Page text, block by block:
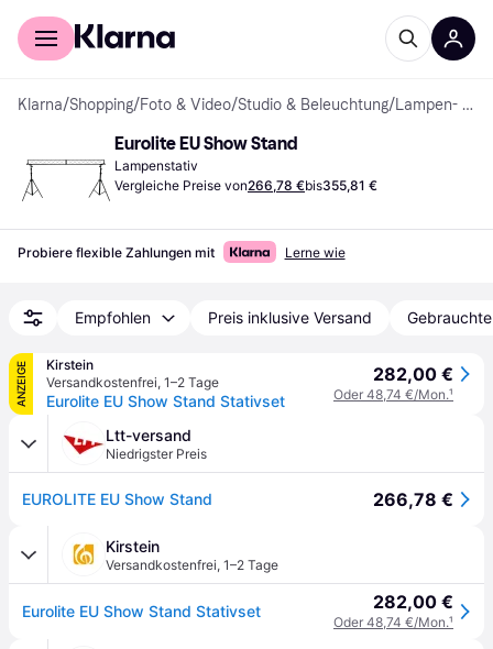
Für Shopper
Klarna/Shopping/Foto & Video/Studio & Beleuchtung/ Lampen- & Hintergrundstative
Eurolite EU Show Stand
Lampenstativ
Vergleiche Preise von266,78 €bis355,81 €
Probiere flexible Zahlungen mit Lerne wie
Empfohlen Preis inklusive Versand
ANZEIGE
Kirstein
Versandkostenfrei, 1–2 Tage
Eurolite EU Show Stand Stativset
282,00 €
Oder 48,74 €/Mon.¹
Ltt-versand
Niedrigster Preis
EUROLITE EU Show Stand 266,78 €
Kirstein
Versandkostenfrei, 1–2 Tage
Eurolite EU Show Stand Stativset 282,00 €
Oder 48,74 €/Mon.¹